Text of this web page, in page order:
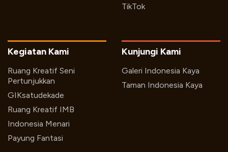
TikTok
Kegiatan Kami
Ruang Kreatif Seni
Pertunjukkan
GIKsatudekade
Ruang Kreatif IMB
Indonesia Menari
Payung Fantasi
Kunjungi Kami
Galeri Indonesia Kaya
Taman Indonesia Kaya